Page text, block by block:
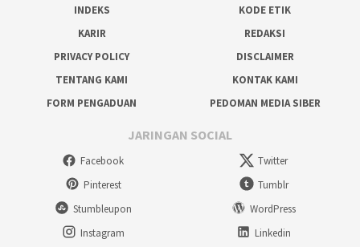
INDEKS
KODE ETIK
KARIR
REDAKSI
PRIVACY POLICY
DISCLAIMER
TENTANG KAMI
KONTAK KAMI
FORM PENGADUAN
PEDOMAN MEDIA SIBER
JARINGAN SOCIAL
Facebook
Twitter
Pinterest
Tumblr
Stumbleupon
WordPress
Instagram
Linkedin